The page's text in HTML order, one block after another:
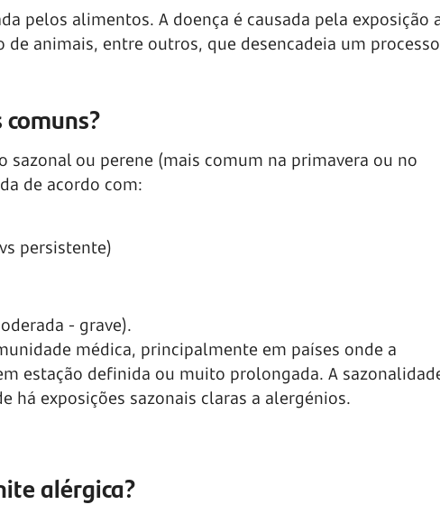
pelos alimentos. A doença é causada pela exposição
animais, entre outros, que desencadeia um processo
sazonal ou perene (mais comum na primavera ou no
de acordo com:
persistente)
- grave).
médica, principalmente em países onde a
estação definida ou muito prolongada. A
há exposições sazonais claras a alergénios.
alérgica?